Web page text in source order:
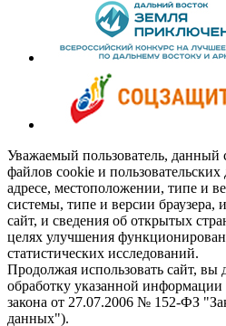
Уважаемый пользователь, данный
файлов cookie и
адресе, местоположении, типе и
системы, типе и версии браузера,
сайт, и сведения об открытых
целях улучшения
статистических исследований.
Продолжая использовать сайт, вы
обработку указанной
закона от 27.07.2006 № 152-ФЗ
данных").